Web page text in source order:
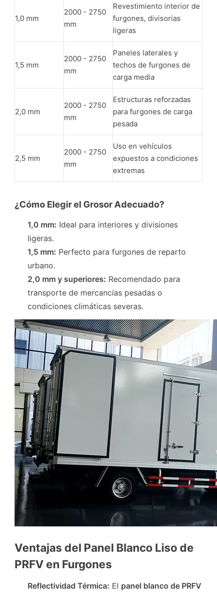
1,0 mm
2000 - 2750
mm
Revestimiento interior de
furgones, divisorias
ligeras
1,5 mm
2000 - 2750
mm
Paneles laterales y
techos de furgones de
carga media
2,0 mm
2000 - 2750
mm
Estructuras reforzadas
para furgones de carga
pesada
2,5 mm
2000 - 2750
mm
Uso en vehículos
expuestos a condiciones
extremas
¿Cómo Elegir el Grosor Adecuado?
1,0 mm: Ideal para interiores y divisiones
ligeras.
1,5 mm: Perfecto para furgones de reparto
urbano.
2,0 mm y superiores: Recomendado para
transporte de mercancías pesadas o
condiciones climáticas severas.
Ventajas del Panel Blanco Liso de
PRFV en Furgones
Reflectividad Térmica: El panel blanco de PRFV